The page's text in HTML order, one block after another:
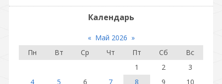
Календарь
« Май 2026 »
Пн
Вт Ср Чт Пт Сб
Вс
1
2
3
4
5 6 7 8 9
10